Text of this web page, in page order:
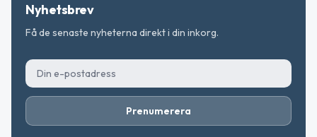
Nyhetsbrev
Få de senaste nyheterna direkt i din inkorg.
Prenumerera